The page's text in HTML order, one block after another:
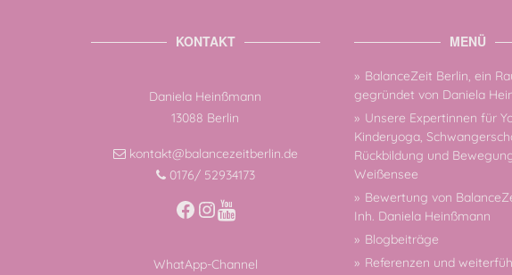
KONTAKT
Daniela Heinßmann
13088 Berlin
kontakt@balancezeitberlin.de
0176/ 52934173
Facebook
Instagram
WhatApp-Channel
MENÜ
BalanceZeit Berlin, ein
gegründet von Daniela
Unsere Expertinnen für
Kinderyoga,
Rückbildung und
Weißensee
Bewertung von
Inh. Daniela Heinßmann
Blogbeiträge
Referenzen und